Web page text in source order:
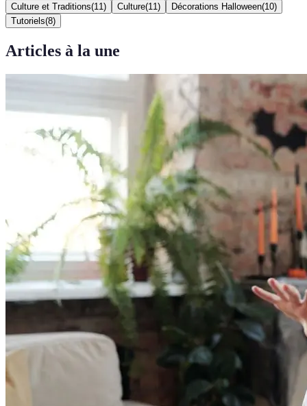
Culture et Traditions(11 ) Culture(11 ) Décorations Halloween(10)
Tutoriels(8)
Articles à la une